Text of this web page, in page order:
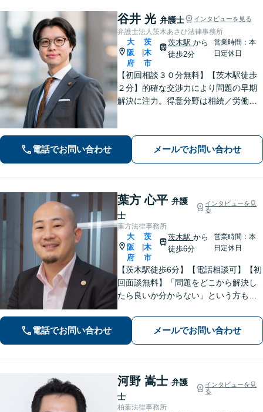
谷井 光 弁護士 インタビューを見る
弁護士法人茨木あさひ法律事務所
大
阪
府
茨
木
市
茨木駅から
徒歩2分
営業時間：本
日定休日
【初回相談３０分無料】【茨木駅徒歩
２分】的確な交渉力により問題の早期
解決に注力。得意分野は相続／労働／
度の高い解決を目指します。まずはお
気軽にお電話下さい。
電話でお問い合わせ メールでお問い合わせ
葉方 心平 弁護
士
インタビューを見
る
葉方法律事務所
大
阪
府
茨
木
市
茨木駅から
徒歩6分
営業時間：本
日定休日
【茨木駅徒歩6分】【電話相談可】【初
回面談無料】「問題をどこから解決し
たら良いか分からない」という方も、
続・交通事故など、「不利」「厳し
い」と思われる内容にも幅広く対応し
ます【朝8:30から営業】
電話でお問い合わせ メールでお問い合わせ
河野 嵩士 弁護
士
インタビューを見
る
柏葉法律事務所